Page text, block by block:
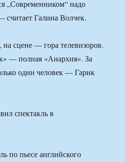
„Современником“ надо
считает Галина Волчек.
сцене — гора телевизоров.
— полная «Анархия». За
один человек — Гарик
по пьесе английского